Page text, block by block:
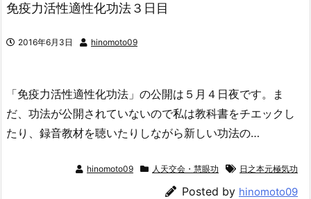
免疫力活性適性化功法３日目
2016年6月3日 hinomoto09
「免疫力活性適性化功法」の公開は５月４日夜です。ま
だ、功法が公開されていないので私は教科書をチエックし
たり、録音教材を聴いたりしながら新しい功法の…
hinomoto09 人天交会・慧眼功 日之本元極気功
Posted by hinomoto09